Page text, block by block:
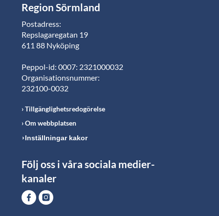
Region Sörmland
Postadress:
Repslagaregatan 19
611 88 Nyköping
Peppol-id: 0007: 2321000032
Organisationsnummer:
232100-0032
Tillgänglighetsredogörelse
Om webbplatsen
Inställningar kakor
Följ oss i våra sociala medier-
kanaler